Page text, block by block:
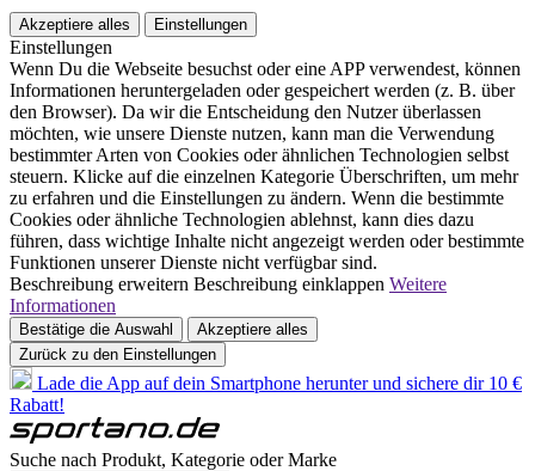
Akzeptiere alles Einstellungen
Einstellungen
Wenn Du die Webseite besuchst oder eine APP verwendest, können
Informationen heruntergeladen oder gespeichert werden (z. B. über
den Browser). Da wir die Entscheidung den Nutzer überlassen
möchten, wie unsere Dienste nutzen, kann man die Verwendung
bestimmter Arten von Cookies oder ähnlichen Technologien selbst
steuern. Klicke auf die einzelnen Kategorie Überschriften, um mehr
zu erfahren und die Einstellungen zu ändern. Wenn die bestimmte
Cookies oder ähnliche Technologien ablehnst, kann dies dazu
führen, dass wichtige Inhalte nicht angezeigt werden oder bestimmte
Funktionen unserer Dienste nicht verfügbar sind.
Beschreibung erweitern Beschreibung einklappen Weitere
Informationen
Bestätige die Auswahl
Akzeptiere alles
Zurück zu den Einstellungen
Lade die App auf dein Smartphone herunter und sichere dir 10 €
Rabatt!
Suche nach Produkt, Kategorie oder Marke